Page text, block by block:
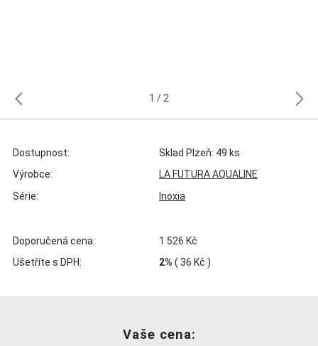
1 2
Dostupnost:
Sklad Plzeň: 49 ks
Výrobce:
LA FUTURA AQUALINE
Série:
Inoxia
Doporučená cena:
1 526 Kč
Ušetříte s DPH:
2% ( 36 Kč )
Vaše cena: